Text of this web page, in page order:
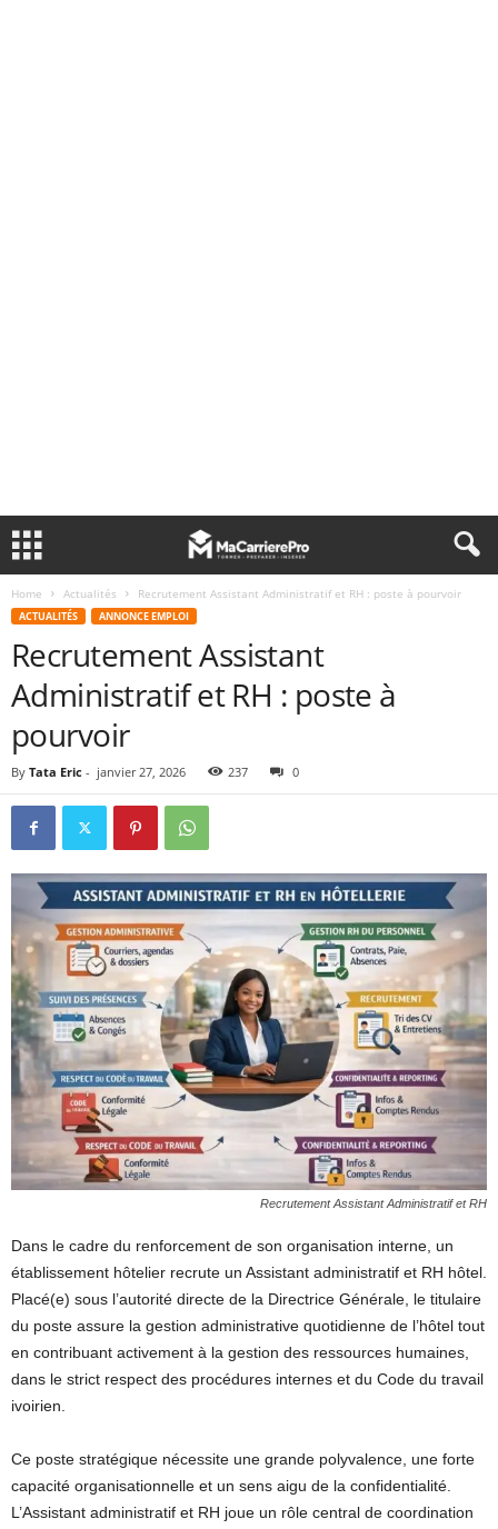
Home Actualités Recrutement Assistant Administratif et RH : poste à pourvoir
ACTUALITÉS ANNONCE EMPLOI
Recrutement Assistant
Administratif et RH : poste à
pourvoir
By Tata Eric - janvier 27, 2026 237 0
Recrutement Assistant Administratif et RH
Dans le cadre du renforcement de son organisation interne, un
établissement hôtelier recrute un Assistant administratif et RH hôtel.
Placé(e) sous l’autorité directe de la Directrice Générale, le titulaire
du poste assure la gestion administrative quotidienne de l’hôtel tout
en contribuant activement à la gestion des ressources humaines,
dans le strict respect des procédures internes et du Code du travail
ivoirien.
Ce poste stratégique nécessite une grande polyvalence, une forte
capacité organisationnelle et un sens aigu de la confidentialité.
L’Assistant administratif et RH joue un rôle central de coordination